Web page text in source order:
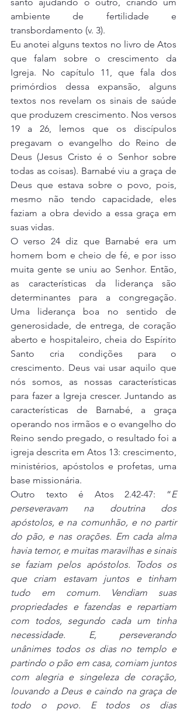
santo ajudando o outro, criando um
ambiente de fertilidade e
transbordamento (v. 3).
Eu anotei alguns textos no livro de Atos
que falam sobre o crescimento da
Igreja. No capítulo 11, que fala dos
primórdios dessa expansão, alguns
textos nos revelam os sinais de saúde
que produzem crescimento. Nos versos
19 a 26, lemos que os discípulos
pregavam o evangelho do Reino de
Deus (Jesus Cristo é o Senhor sobre
todas as coisas). Barnabé viu a graça de
Deus que estava sobre o povo, pois,
mesmo não tendo capacidade, eles
faziam a obra devido a essa graça em
suas vidas.
O verso 24 diz que Barnabé era um
homem bom e cheio de fé, e por isso
muita gente se uniu ao Senhor. Então,
as características da liderança são
determinantes para a congregação.
Uma liderança boa no sentido de
generosidade, de entrega, de coração
aberto e hospitaleiro, cheia do Espírito
Santo cria condições para o
crescimento. Deus vai usar aquilo que
nós somos, as nossas características
para fazer a Igreja crescer. Juntando as
características de Barnabé, a graça
operando nos irmãos e o evangelho do
Reino sendo pregado, o resultado foi a
igreja descrita em Atos 13: crescimento,
ministérios, apóstolos e profetas, uma
base missionária.
Outro texto é Atos 2.42-47: “E
perseveravam na doutrina dos
apóstolos, e na comunhão, e no partir
do pão, e nas orações. Em cada alma
havia temor, e muitas maravilhas e sinais
se faziam pelos apóstolos. Todos os
que criam estavam juntos e tinham
tudo em comum. Vendiam suas
propriedades e fazendas e repartiam
com todos, segundo cada um tinha
necessidade. E, perseverando
unânimes todos os dias no templo e
partindo o pão em casa, comiam juntos
com alegria e singeleza de coração,
louvando a Deus e caindo na graça de
todo o povo. E todos os dias